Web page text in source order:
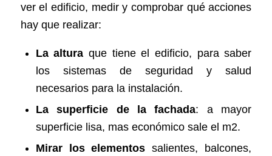
ver el edificio, medir y comprobar qué acciones
hay que realizar:
La altura que tiene el edificio, para saber
los sistemas de seguridad y salud
necesarios para la instalación.
La superficie
de la fachada: a mayor
superficie lisa, mas económico sale el m2.
Mirar los elementos salientes, balcones,